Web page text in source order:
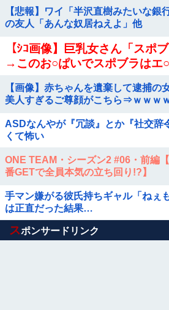
【悲報】ワイ「半沢直樹みたいな銀
の友人「あんな奴居ねえよ」他
【ｼｺ画像】巨乳女さん「スポ
→このお○ぱいでスポブラはエ
【画像】赤ちゃんを遺棄して逮捕の
美人すぎるご尊顔がこちら⇒ｗｗｗ
ASDなんやが『冗談』とか『社交辞
くて怖い
ONE TEAM・シーズン2 #06・前編
番GETで全員本気の立ち回り!?】
手マン嫌がる彼氏持ちギャル「ねぇ
は正直だった結果…
Powered by livedoor 相互RSS
スポンサードリンク